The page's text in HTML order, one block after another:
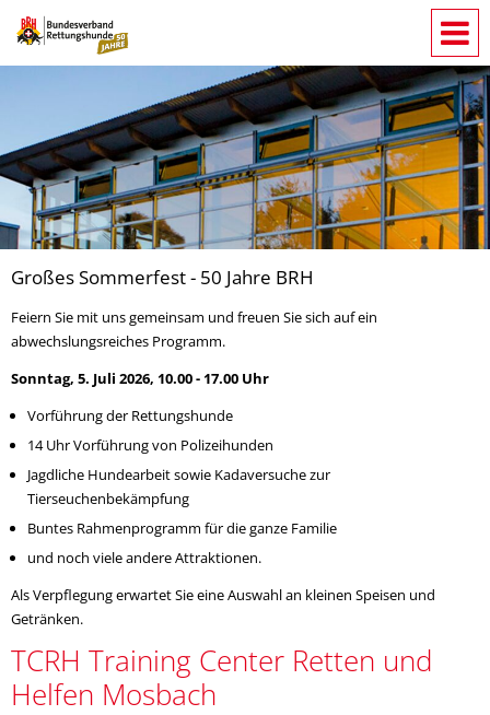
Großes Sommerfest - 50 Jahre BRH
Feiern Sie mit uns gemeinsam und freuen Sie sich auf ein
abwechslungsreiches Programm.
Sonntag, 5. Juli 2026, 10.00 - 17.00 Uhr
Vorführung der Rettungshunde
14 Uhr Vorführung von Polizeihunden
Jagdliche Hundearbeit sowie Kadaversuche zur
Tierseuchenbekämpfung
Buntes Rahmenprogramm für die ganze Familie
und noch viele andere Attraktionen.
Als Verpflegung erwartet Sie eine Auswahl an kleinen Speisen und
Getränken.
TCRH Training Center Retten und
Helfen Mosbach